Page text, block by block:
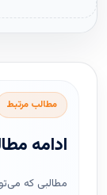
مطالب مرتبط
ادامه
مطالبی که